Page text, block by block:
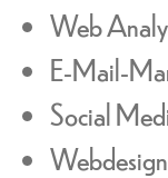
Web
E-Mail-
Social